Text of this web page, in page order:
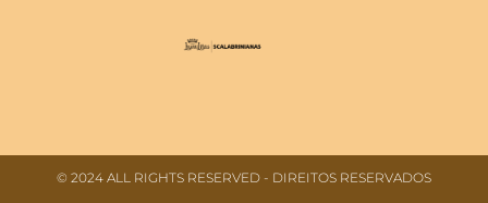
© 2024 ALL RIGHTS RESERVED​ - DIREITOS RESERVADOS